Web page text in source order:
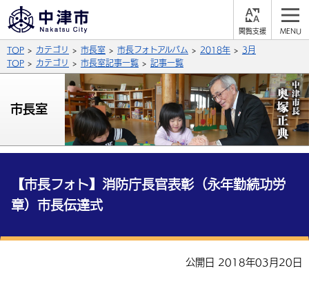
支
背景色
青 白
文字の大きさ
拡大 標準 縮小
公式SNS
X (Twitter) YouTube
サイト内検索
総合メニュー
くらしの情報
届出・登録・証明 保険・年金
健康・予防
事業者の方へ
産業・雇用
TOP カテゴリ 市長室 市長フォトアルバム 2018年
3月
TOP
カテゴリ 市長室記事一覧 記事一覧
市長室
【市長フォト】消防庁長官表彰（永年勤続功労
章）市長伝達式
公開日 2018年03月20日